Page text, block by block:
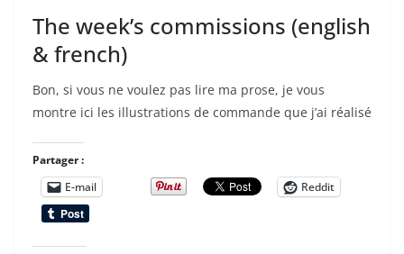
The week’s commissions (english
& french)
Bon, si vous ne voulez pas lire ma prose, je vous
montre ici les illustrations de commande que j’ai réalisé
Partager :
E-mail
Reddit